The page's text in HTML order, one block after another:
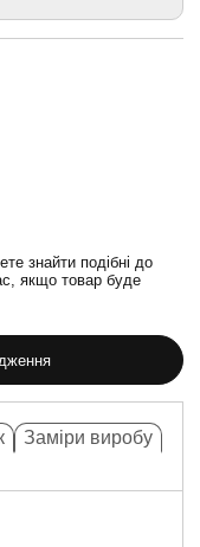
знайти подібні до
якщо товар буде
Заміри виробу